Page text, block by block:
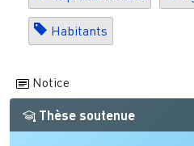
Habitants
Notice
Thèse soutenue